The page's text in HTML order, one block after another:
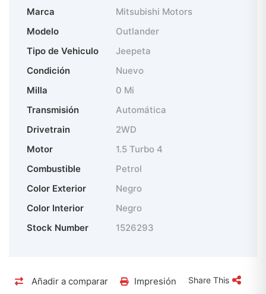
Marca
Mitsubishi Motors
Modelo
Outlander
Tipo de Vehiculo
Jeepeta
Condición
Nuevo
Milla
0 Mi
Transmisión
Automática
Drivetrain
2WD
Motor
1.5 Turbo 4
Combustible
Petrol
Color Exterior
Negro
Color Interior
Negro
Stock Number
1526293
Añadir a comparar Impresión Share This